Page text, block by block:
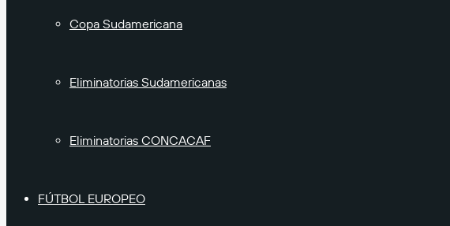
Copa Sudamericana
Eliminatorias Sudamericanas
Eliminatorias CONCACAF
FÚTBOL EUROPEO